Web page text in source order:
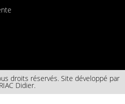
droits réservés. Site développé par
Didier.